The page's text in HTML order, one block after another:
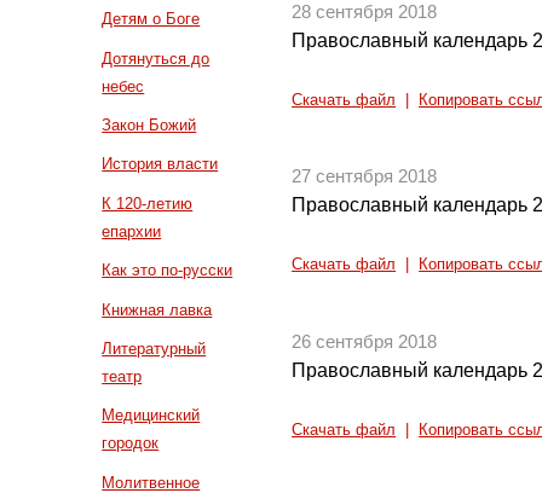
Детям о Боге
Дотянуться до
небес
Закон Божий
История власти
К 120-летию
епархии
Как это по-русски
Книжная лавка
Литературный
театр
Медицинский
городок
Молитвенное
28 сентября 2018
Православный календарь
Скачать файл Копировать
27 сентября 2018
Православный календарь
Скачать файл Копировать
26 сентября 2018
Православный календарь
Скачать файл Копировать